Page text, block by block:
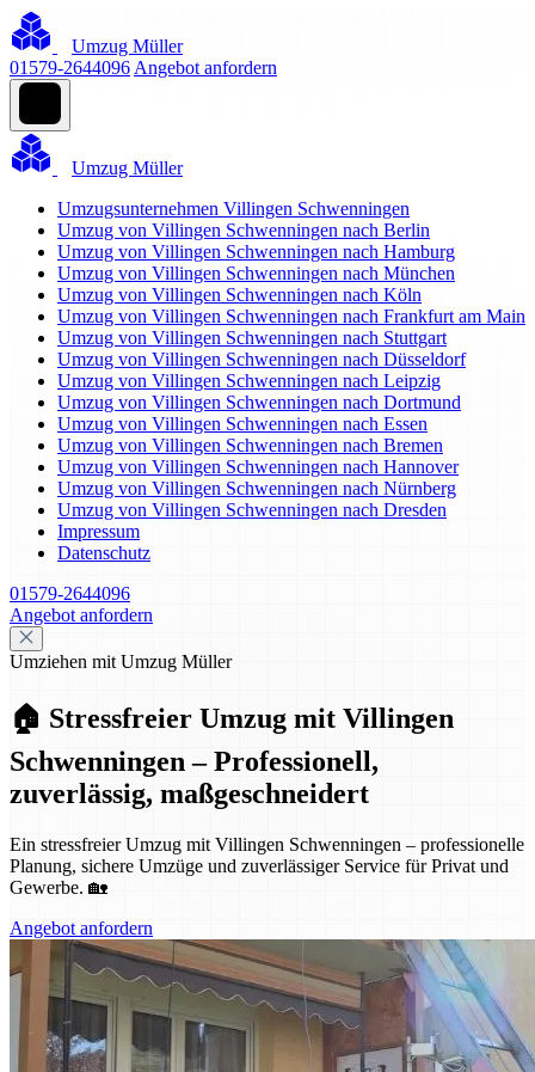
Umzug Müller
01579-2644096 Angebot anfordern
Umzug Müller
Umzugsunternehmen Villingen Schwenningen
Umzug von Villingen Schwenningen nach Berlin
Umzug von Villingen Schwenningen nach Hamburg
Umzug von Villingen Schwenningen nach München
Umzug von Villingen Schwenningen nach Köln
Umzug von Villingen Schwenningen nach Frankfurt am Main
Umzug von Villingen Schwenningen nach Stuttgart
Umzug von Villingen Schwenningen nach Düsseldorf
Umzug von Villingen Schwenningen nach Leipzig
Umzug von Villingen Schwenningen nach Dortmund
Umzug von Villingen Schwenningen nach Essen
Umzug von Villingen Schwenningen nach Bremen
Umzug von Villingen Schwenningen nach Hannover
Umzug von Villingen Schwenningen nach Nürnberg
Umzug von Villingen Schwenningen nach Dresden
Impressum
Datenschutz
01579-2644096
Angebot anfordern
Umziehen mit Umzug Müller
🏠 Stressfreier Umzug mit Villingen
Schwenningen – Professionell,
zuverlässig, maßgeschneidert
Ein stressfreier Umzug mit Villingen Schwenningen – professionelle
Planung, sichere Umzüge und zuverlässiger Service für Privat und
Gewerbe. 🏡
Angebot anfordern